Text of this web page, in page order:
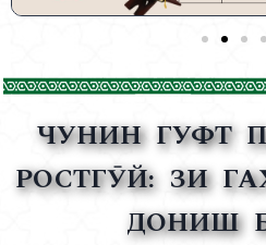
ЧУНИН ГУФТ
РОСТГӮЙ: ЗИ
ДОНИШ